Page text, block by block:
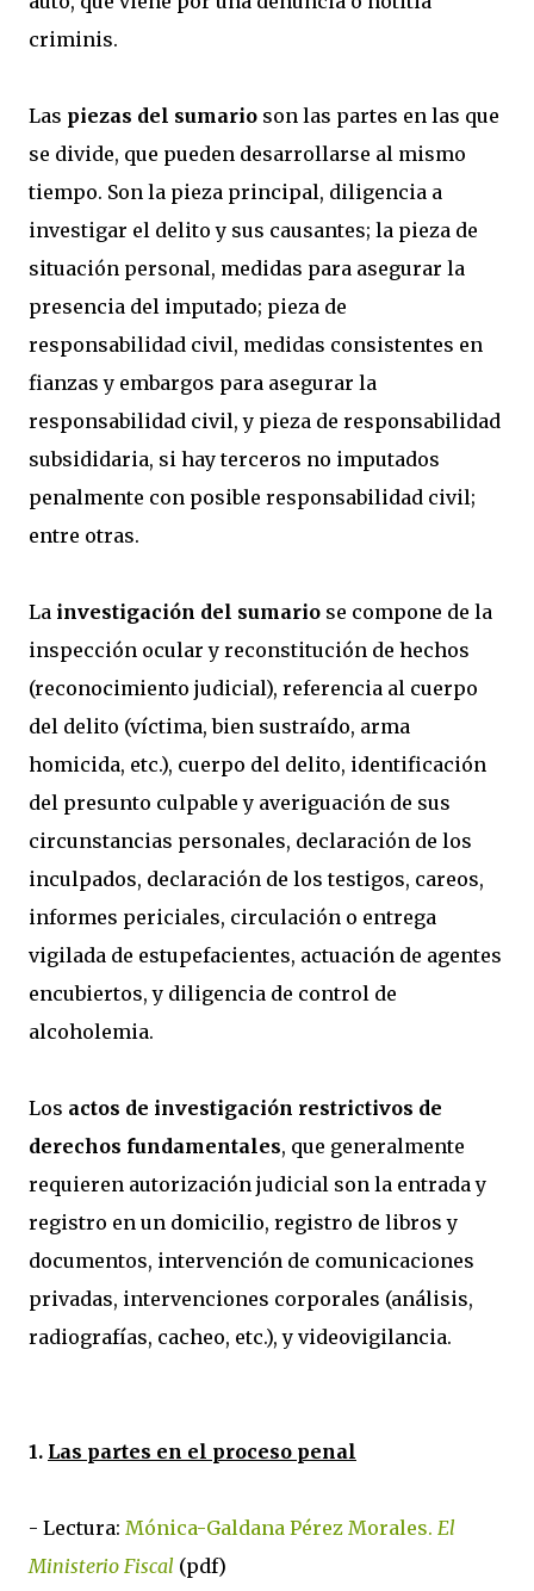
criminis.
Las piezas del sumario son las partes en las que
se divide, que pueden desarrollarse al mismo
tiempo. Son la pieza principal, diligencia a
investigar el delito y sus causantes; la pieza de
situación personal, medidas para asegurar la
presencia del imputado; pieza de
responsabilidad civil, medidas consistentes en
fianzas y embargos para asegurar la
responsabilidad civil, y pieza de responsabilidad
subsididaria, si hay terceros no imputados
penalmente con posible responsabilidad civil;
entre otras.
La investigación del sumario se compone de la
inspección ocular y reconstitución de hechos
(reconocimiento judicial), referencia al cuerpo
del delito (víctima, bien sustraído, arma
homicida, etc.), cuerpo del delito, identificación
del presunto culpable y averiguación de sus
circunstancias personales, declaración de los
inculpados, declaración de los testigos, careos,
informes periciales, circulación o entrega
vigilada de estupefacientes, actuación de agentes
encubiertos, y diligencia de control de
alcoholemia.
Los actos de investigación restrictivos de
derechos fundamentales, que generalmente
requieren autorización judicial son la entrada y
registro en un domicilio, registro de libros y
documentos, intervención de comunicaciones
privadas, intervenciones corporales (análisis,
radiografías, cacheo, etc.), y videovigilancia.
1. Las partes en el proceso penal
- Lectura: Mónica-Galdana Pérez Morales. El
Ministerio Fiscal (pdf)